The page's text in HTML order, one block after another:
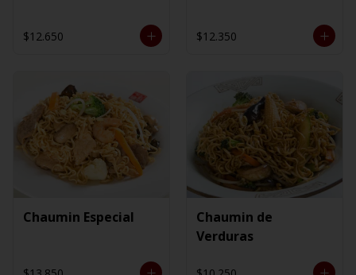
$12.650 $12.350
Chaumin Especial
Chaumin de
Verduras